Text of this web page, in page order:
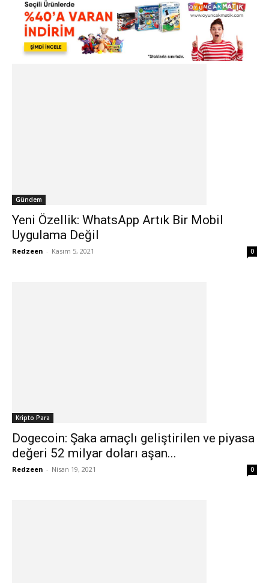
Gündem
Yeni Özellik: WhatsApp Artık Bir Mobil
Uygulama Değil
Redzeen - Kasım 5, 2021 0
Kripto Para
Dogecoin: Şaka amaçlı geliştirilen ve piyasa
değeri 52 milyar doları aşan...
Redzeen - Nisan 19, 2021 0